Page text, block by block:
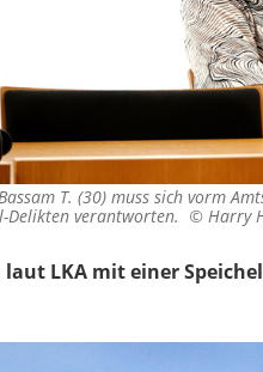
T. (30) muss sich vorm
Delikten verantworten. © Harry
LKA mit einer